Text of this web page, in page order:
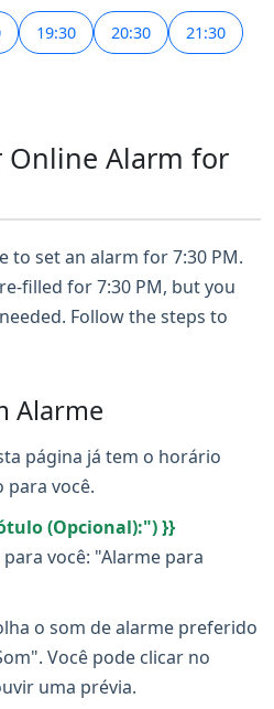
19:30 20:30 21:30
Online Alarm for
to set an alarm for 7:30 PM.
filled for 7:30 PM, but you
Follow the steps to
Alarme
página já tem o horário
para você.
(Opcional):") }}
você: "Alarme para
o som de alarme preferido
Você pode clicar no
uma prévia.